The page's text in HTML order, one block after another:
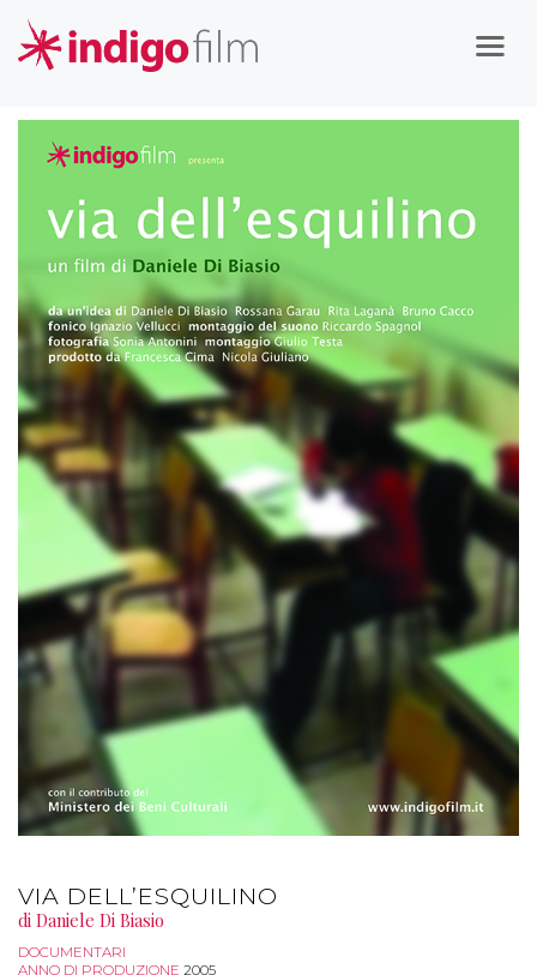
VIA DELL’ESQUILINO
di Daniele Di Biasio
DOCUMENTARI
ANNO DI PRODUZIONE 2005